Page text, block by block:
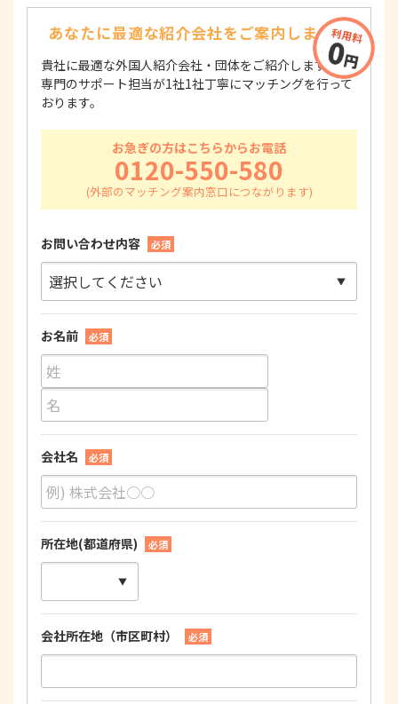
あなたに最適な紹介会社をご案内します！
貴社に最適な外国人紹介会社・団体をご紹介します！
専門のサポート担当が1社1社丁寧にマッチングを行って
おります。
お急ぎの方はこちらからお電話
0120-550-580
お問い合わせ内容 必須
お名前 必須
会社名 必須
所在地(都道府県) 必須
会社所在地（市区町村） 必須